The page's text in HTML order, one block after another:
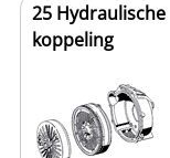
25 Hydraulische
koppeling